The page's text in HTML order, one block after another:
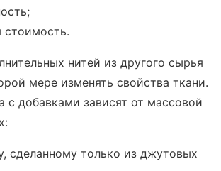
стоимость.
нитей из другого сырья
мере изменять свойства ткани.
с добавками зависят от массовой
сделанному только из джутовых